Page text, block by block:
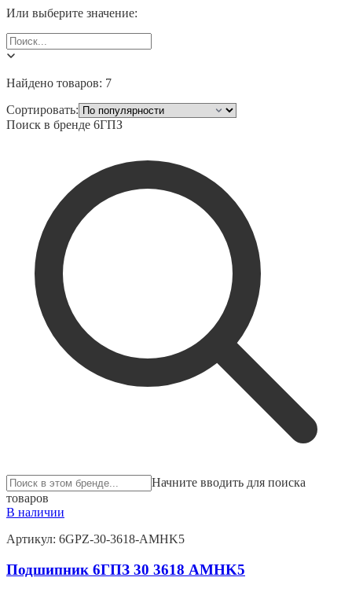
Или выберите значение:
Найдено товаров: 7
Сортировать:
Поиск в бренде 6ГПЗ
Начните вводить для поиска
товаров
В наличии
Артикул: 6GPZ-30-3618-AMHK5
Подшипник 6ГПЗ 30 3618 AMHK5